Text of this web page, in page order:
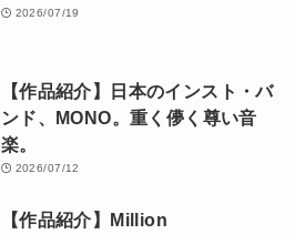
2026/07/19
【作品紹介】日本のインスト・バ
ンド、MONO。重く儚く尊い音
楽。
2026/07/12
【作品紹介】Million